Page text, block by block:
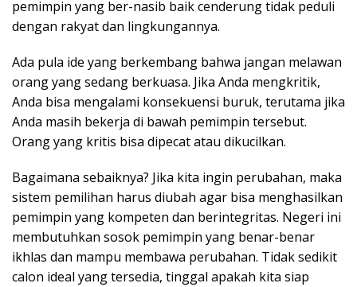
pemimpin yang ber-nasib baik cenderung tidak peduli
dengan rakyat dan lingkungannya.
Ada pula ide yang berkembang bahwa jangan melawan
orang yang sedang berkuasa. Jika Anda mengkritik,
Anda bisa mengalami konsekuensi buruk, terutama jika
Anda masih bekerja di bawah pemimpin tersebut.
Orang yang kritis bisa dipecat atau dikucilkan.
Bagaimana sebaiknya? Jika kita ingin perubahan, maka
sistem pemilihan harus diubah agar bisa menghasilkan
pemimpin yang kompeten dan berintegritas. Negeri ini
membutuhkan sosok pemimpin yang benar-benar
ikhlas dan mampu membawa perubahan. Tidak sedikit
calon ideal yang tersedia, tinggal apakah kita siap